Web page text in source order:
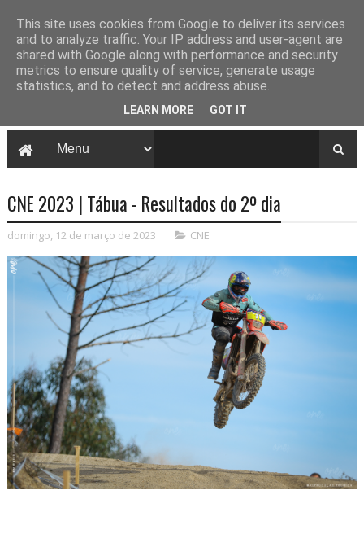
CNE 2023 | Tábua - Resultados do 2º dia
domingo, 12 de março de 2023 CNE
This site uses cookies from Google to deliver its services
and to analyze traffic. Your IP address and user-agent are
shared with Google along with performance and security
metrics to ensure quality of service, generate usage
statistics, and to detect and address abuse.
LEARN MORE GOT IT